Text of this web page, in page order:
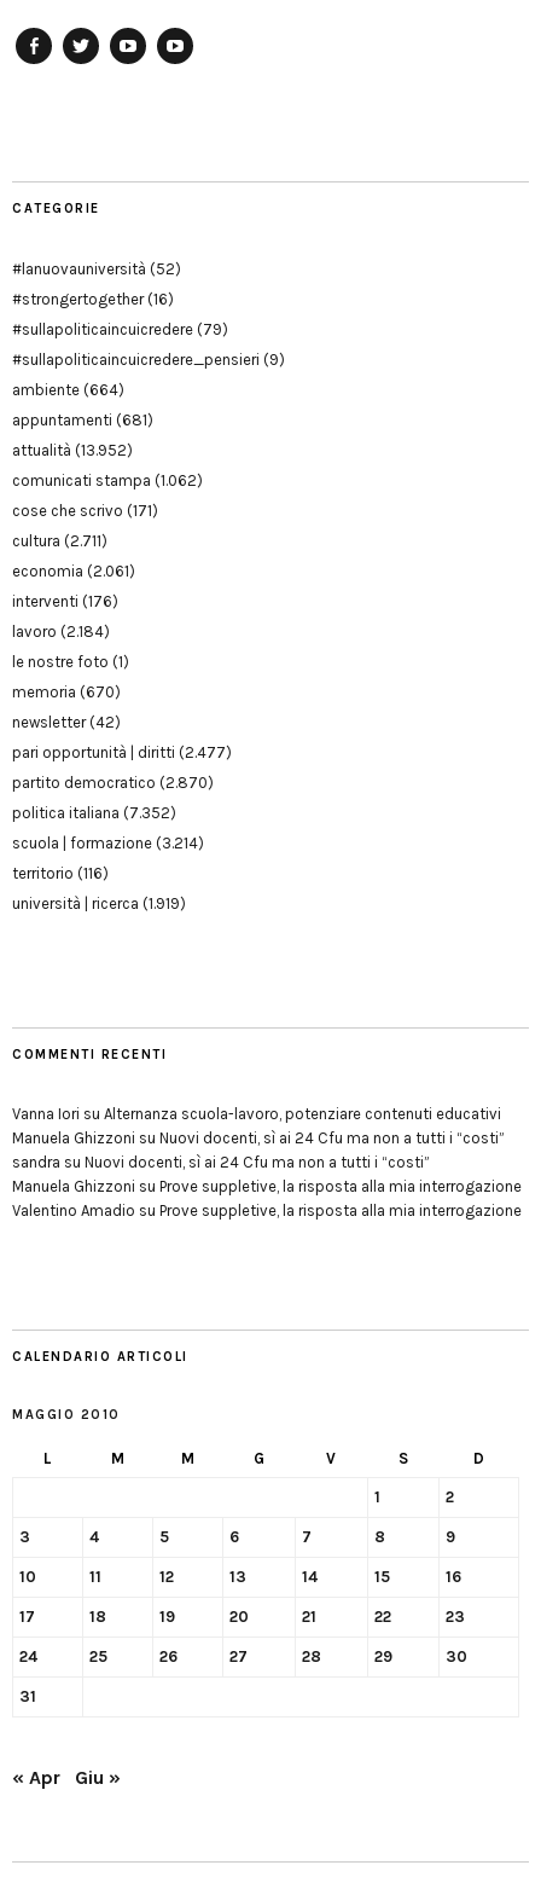
CATEGORIE
#lanuovauniversità (52)
#strongertogether(16)
#sullapoliticaincuicredere (79)
#sullapoliticaincuicredere_pensieri (9)
ambiente (664)
appuntamenti (681)
attualità (13.952)
comunicati stampa (1.062)
cose che scrivo (171)
cultura (2.711)
economia (2.061)
interventi (176)
lavoro (2.184)
le nostre foto (1)
memoria (670)
newsletter(42)
pari opportunità | diritti (2.477)
partito democratico (2.870)
politica italiana (7.352)
scuola | formazione (3.214)
territorio (116)
università | ricerca (1.919)
COMMENTI RECENTI
Vanna Iori su Alternanza scuola-lavoro, potenziare contenuti educativi
Manuela Ghizzoni su Nuovi docenti, sì ai 24 Cfu ma non a tutti i “costi”
sandra su Nuovi docenti, sì ai 24 Cfu ma non a tutti i “costi”
Manuela Ghizzoni su Prove suppletive, la risposta alla mia interrogazione
Valentino Amadio su Prove suppletive, la risposta alla mia interrogazione
CALENDARIO ARTICOLI
MAGGIO 2010
L M M G V S D
1 2
3 4 5 6 7 8 9
10 11 12 13 14 15 16
17 18 19 20 21 22 23
24 25 26 27 28 29 30
31
« Apr Giu »